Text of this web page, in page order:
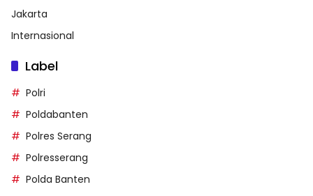
Jakarta
Internasional
Label
Polri
Poldabanten
Polres Serang
Polresserang
Polda Banten